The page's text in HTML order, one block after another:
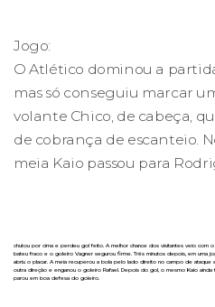
Jogo:
O Atlético dominou a
mas só conseguiu marcar
volante Chico, de cabeça,
de cobrança de escanteio.
meia Kaio passou para
chutou por cima e perdeu gol feito. A melhor chance dos visitantes veio com
bateu fraco e o goleiro Vagner segurou firme. Três minutos depois, em uma
abriu o placar. A meia recuperou a bola pelo lado direito no campo de ataque
outra direção e enganou o goleiro Rafael. Depois do gol, o mesmo Kaio ainda
parou em boa defesa do goleiro.